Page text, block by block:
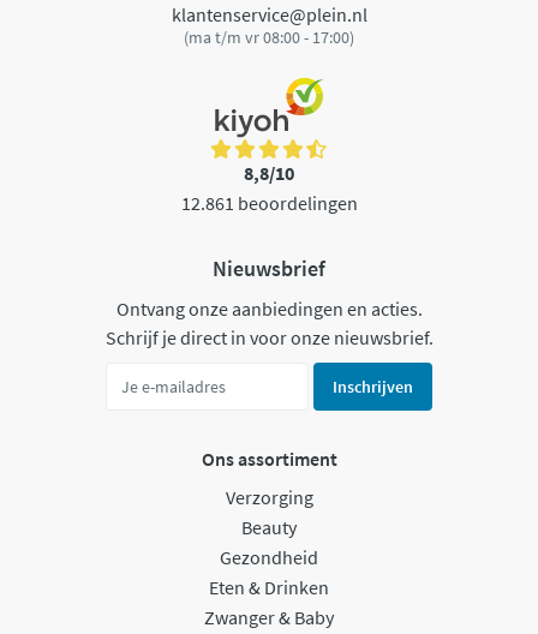
klantenservice@plein.nl
(ma t/m vr 08:00 - 17:00)
8,8/10
12.861 beoordelingen
Nieuwsbrief
Ontvang onze aanbiedingen en acties.
Schrijf je direct in voor onze nieuwsbrief.
Inschrijven
Ons assortiment
Verzorging
Beauty
Gezondheid
Eten & Drinken
Zwanger & Baby